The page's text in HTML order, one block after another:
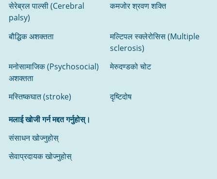
सेरेब्रल पाल्सी (Cerebral
palsy)
कमजोर श्रवण शक्ति
बौद्धिक अशक्तता
मल्टिपल स्क्लेरोसिस (Multiple
sclerosis)
मनोसामाजिक (Psychosocial)
अशक्तता
मेरुदण्डको चोट
मस्तिष्कघात (stroke) दृष्टिदोष
मलाई खोजी गर्न मद्दत गर्नुहोस्।
संसाधन खोज्नुहोस्‌
सेवाप्रदायक खोज्नुहोस्‌